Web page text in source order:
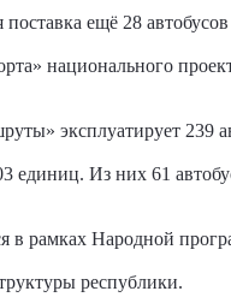
ещё 28
национального
эксплуатирует 239
единиц. Из них 61
в рамках Народной
республики.